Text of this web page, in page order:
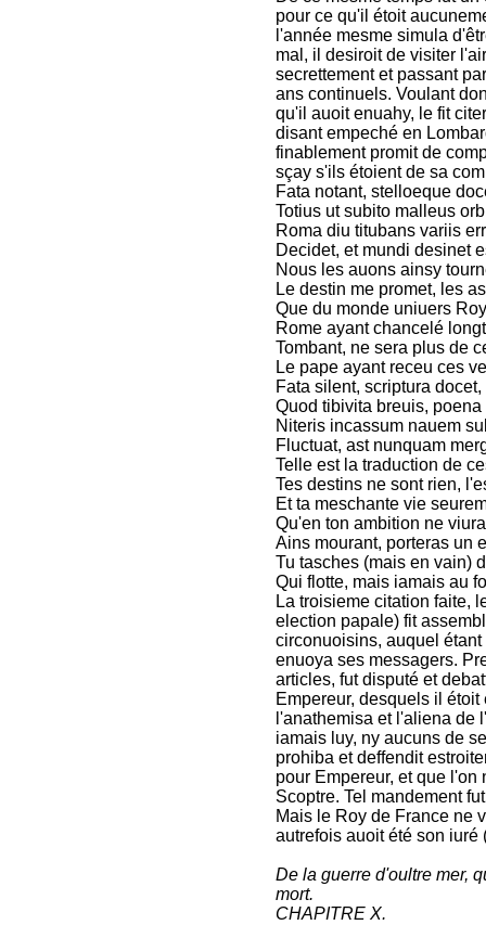
pour ce qu'il étoit
l'année mesme simula
mal, il desiroit de visiter
secrettement et passant
ans continuels. Voulant
qu'il auoit enuahy, le fit
disant empeché en
finablement promit de
sçay s'ils étoient de sa
Fata notant, stelloeque
Totius ut subito malleus
Roma diu titubans variis
Decidet, et mundi desinet
Nous les auons ainsy
Le destin me promet, les
Que du monde uniuers
Rome ayant chancelé
Tombant, ne sera plus de
Le pape ayant receu ces
Fata silent, scriptura
Quod tibivita breuis,
Niteris incassum nauem
Fluctuat, ast nunquam
Telle est la traduction de
Tes destins ne sont rien,
Et ta meschante vie
Qu'en ton ambition ne
Ains mourant, porteras un
Tu tasches (mais en vain)
Qui flotte, mais iamais au
La troisieme citation faite,
election papale) fit
circonuoisins, auquel
enuoya ses messagers.
articles, fut disputé et
Empereur, desquels il
l'anathemisa et l'aliena de
iamais luy, ny aucuns de
prohiba et deffendit
pour Empereur, et que
Scoptre. Tel mandement
Mais le Roy de France ne
autrefois auoit été son iuré
De la guerre d'oultre mer,
mort.
CHAPITRE X.